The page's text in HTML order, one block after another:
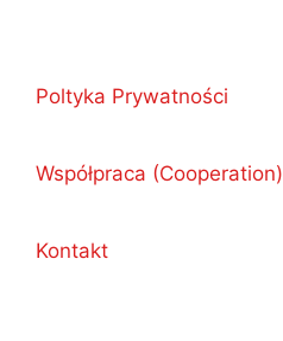
Poltyka Prywatności
Współpraca (Cooperation)
Kontakt